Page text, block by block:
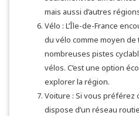
mais aussi d’autres
Vélo : L’Île-de-France
du vélo comme moyen de
nombreuses pistes
vélos. C’est une option
explorer la région.
Voiture : Si vous préférez
dispose d’un réseau